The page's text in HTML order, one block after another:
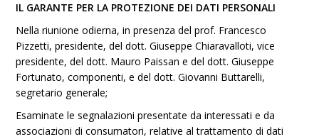
IL GARANTE PER LA PROTEZIONE DEI DATI PERSONALI
Nella riunione odierna, in presenza del prof. Francesco
Pizzetti, presidente, del dott. Giuseppe Chiaravalloti, vice
presidente, del dott. Mauro Paissan e del dott. Giuseppe
Fortunato, componenti, e del dott. Giovanni Buttarelli,
segretario generale;
Esaminate le segnalazioni presentate da interessati e da
associazioni di consumatori, relative al trattamento di dati